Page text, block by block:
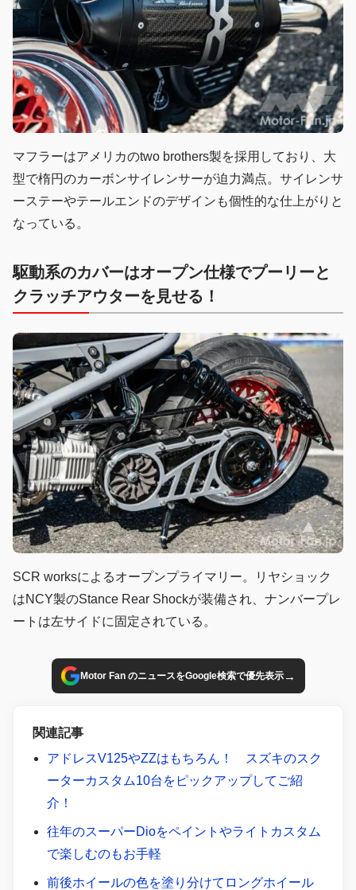
マフラーはアメリカのtwo brothers製を採用しており、大
型で楕円のカーボンサイレンサーが迫力満点。サイレンサ
ーステーやテールエンドのデザインも個性的な仕上がりと
なっている。
駆動系のカバーはオープン仕様でプーリーと
クラッチアウターを見せる！
SCR worksによるオープンプライマリー。リヤショック
はNCY製のStance Rear Shockが装備され、ナンバープレ
ートは左サイドに固定されている。
Motor Fan のニュースをGoogle検索で優先表示→
関連記事
アドレスV125やZZはもちろん！ スズキのスク
ーターカスタム10台をピックアップしてご紹
介！
往年のスーパーDioをペイントやライトカスタム
で楽しむのもお手軽
前後ホイールの色を塗り分けてロングホイール